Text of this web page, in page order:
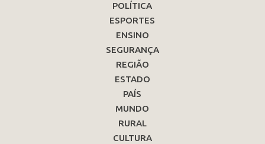
POLÍTICA
ESPORTES
ENSINO
SEGURANÇA
REGIÃO
ESTADO
PAÍS
MUNDO
RURAL
CULTURA